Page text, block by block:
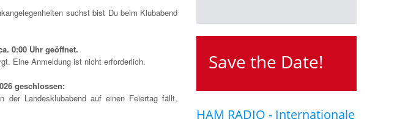
suchst bist Du beim Klubabend
0:00 Uhr geöffnet.
Eine Anmeldung ist nicht erforderlich.
geschlossen:
der Landesklubabend auf einen Feiertag fällt,
Save the Date!
HAM RADIO - Internationale